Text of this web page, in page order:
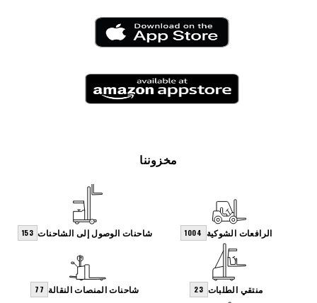
مخزوننا
الرافعات الشوكية 1004 شاحنات الوصول إلى الشاحنات 153
منتقي الطلبات 23 شاحنات المنصات النقالة 77